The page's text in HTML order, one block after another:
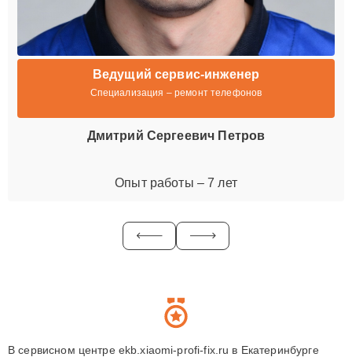
Ведущий сервис-инженер
Специализация – ремонт телефонов
Дмитрий Сергеевич Петров
Опыт работы – 7 лет
В сервисном центре ekb.xiaomi-profi-fix.ru в Екатеринбурге